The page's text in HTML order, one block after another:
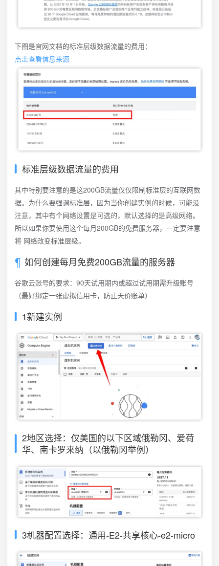
下图是官网文档的标准层级数据流量的费用：
点击查看信息来源
标准层级数据流量的费用
其中特别要注意的是这200GB流量仅仅限制标准层的互联网数
据。为什么要强调标准层，因为当你创建实例的时候，可能没
注意，其中有个网络设置是可选的，默认选择的是高级网络。
所以如果你要使用这个每月200GB的免费服务器，一定要注意
将 网络改变标准层级。
如何创建每月免费200GB流量的服务器
谷歌云账号的要求：90天试用期内或超过试用期需升级账号
（最好绑定一张虚拟信用卡，防止天价账单）
1新建实例
2地区选择：仅美国的以下区域俄勒冈、爱荷
华、南卡罗来纳（以俄勒冈举例）
3机器配置选择：通用-E2-共享核心-e2-micro